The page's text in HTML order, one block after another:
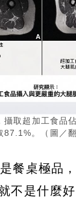
攝取超加工食品
87.1%。（圖／
餐桌極品
不是什麼